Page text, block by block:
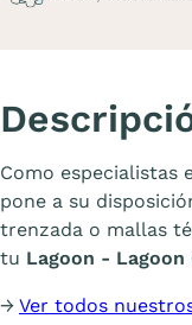
Como especialistas
pone a su
trenzada o mallas
tu Lagoon - Lagoon
→ Ver todos